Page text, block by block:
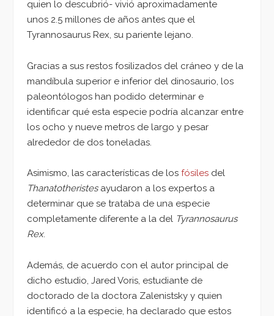
quien lo descubrió- vivió aproximadamente
unos 2.5 millones de años antes que el
Tyrannosaurus Rex, su pariente lejano.
Gracias a sus restos fosilizados del cráneo y de la
mandíbula superior e inferior del dinosaurio, los
paleontólogos han podido determinar e
identificar qué esta especie podría alcanzar entre
los ocho y nueve metros de largo y pesar
alrededor de dos toneladas.
Asimismo, las características de los fósiles del
Thanatotheristesayudaron a los expertos a
determinar que se trataba de una especie
completamente diferente a la del Tyrannosaurus
Rex.
Además, de acuerdo con el autor principal de
dicho estudio, Jared Voris, estudiante de
doctorado de la doctora Zalenistsky y quien
identificó a la especie, ha declarado que estos